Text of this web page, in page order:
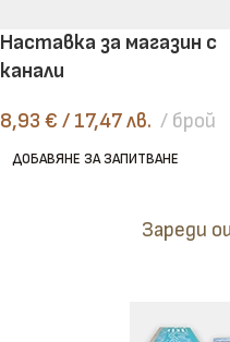
Наставка за магазин с
канали
8,93 € / 17,47 лв. брой
ДОБАВЯНЕ ЗА ЗАПИТВАНЕ
Зареди